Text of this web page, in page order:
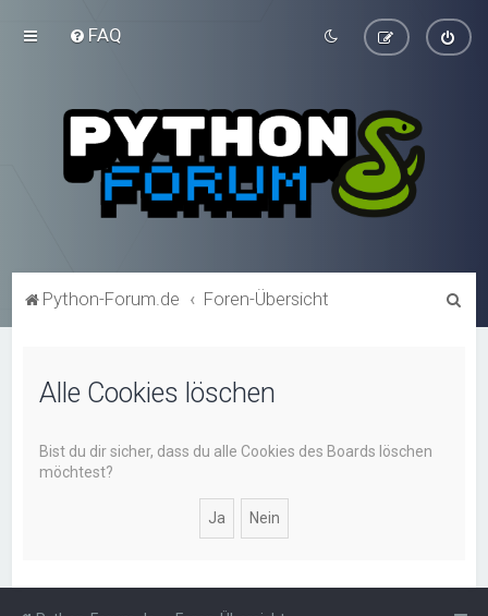
FAQ
Python-Forum.de Foren-Übersicht
Alle Cookies löschen
Bist du dir sicher, dass du alle Cookies des Boards löschen
möchtest?